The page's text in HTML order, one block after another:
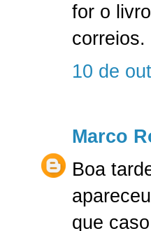
for o
correios.
10 de
Marco
Boa
que